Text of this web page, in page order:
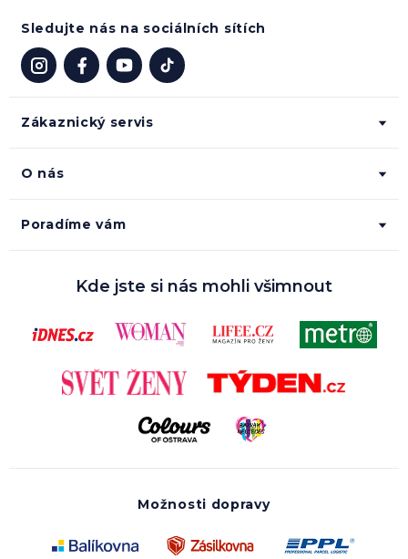
Zákaznický servis
O nás
Poradíme vám
Sledujte nás na sociálních sítích
Kde jste si nás mohli všimnout
Možnosti dopravy